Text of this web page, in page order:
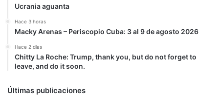
Ucrania aguanta
Hace 3 horas
Macky Arenas – Periscopio Cuba: 3 al 9 de agosto 2026
Hace 2 días
Chitty La Roche: Trump, thank you, but do not forget to
leave, and do it soon.
Últimas publicaciones